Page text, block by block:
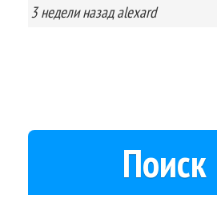
3 неделиназад alexard
Поиск